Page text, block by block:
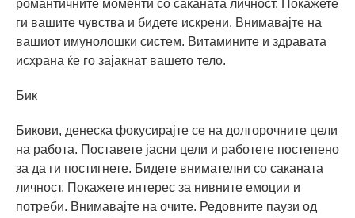
романтичните моменти со саканата личност. Покажете
ги вашите чувства и бидете искрени. Внимавајте на
вашиот имунолошки систем. Витамините и здравата
исхрана ќе го зајакнат вашето тело.
Бик
Бикови, денеска фокусирајте се на долгорочните цели
на работа. Поставете јасни цели и работете постепено
за да ги постигнете. Бидете внимателни со саканата
личност. Покажете интерес за нивните емоции и
потреби. Внимавајте на очите. Редовните паузи од